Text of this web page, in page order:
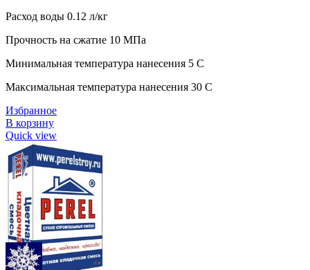
Расход воды 0.12 л/кг
Прочность на сжатие 10 МПа
Минимальная температура нанесения 5 C
Максимальная температура нанесения 30 C
Избранное
В корзину
Quick view